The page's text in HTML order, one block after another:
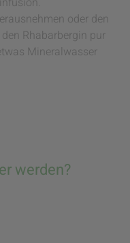
oder den
Rhabarbergin pur
Mineralwasser
werden?